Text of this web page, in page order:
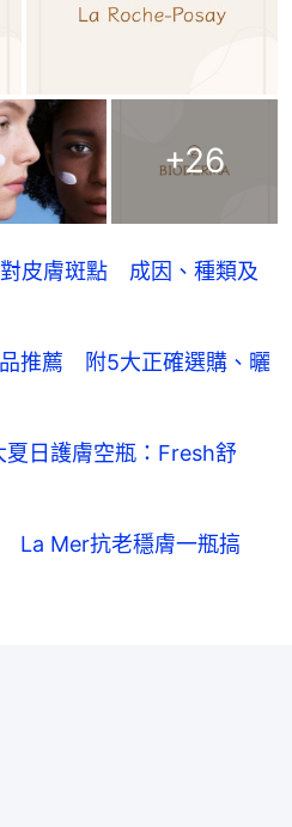
+26
皮膚斑點 成因、種類及
推薦 附5大正確選購、曬
日護膚空瓶：Fresh舒
La Mer抗老穩膚一瓶搞